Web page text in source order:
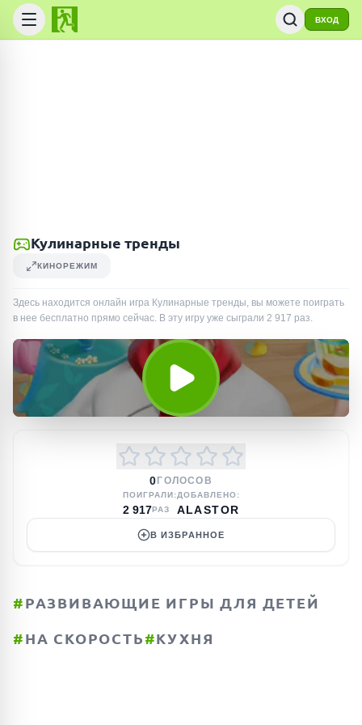
ВХОД
Кулинарные тренды
КИНОРЕЖИМ
Здесь находится онлайн игра Кулинарные тренды, вы можете поиграть
в нее бесплатно прямо сейчас. В эту игру уже сыграли 2 917 раз.
0 ГОЛОСОВ
ПОИГРАЛИ:
2 917РАЗ
ДОБАВЛЕНО:
ALASTOR
В ИЗБРАННОЕ
#РАЗВИВАЮЩИЕ ИГРЫ ДЛЯ ДЕТЕЙ
#НА СКОРОСТЬ#КУХНЯ